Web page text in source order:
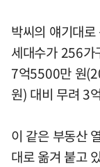
박씨의 얘기대
세대수가 256가
7억5500만 원
원) 대비 무려 3
이 같은 부동산
대로 옮겨 붙고